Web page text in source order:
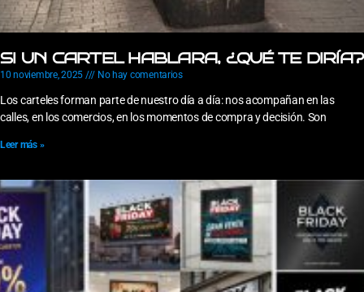
SI UN CARTEL HABLARA, ¿QUÉ TE DIRÍA?
10 noviembre, 2025 No hay comentarios
Los carteles forman parte de nuestro día a día: nos acompañan en las
calles, en los comercios, en los momentos de compra y decisión. Son
Leer más »